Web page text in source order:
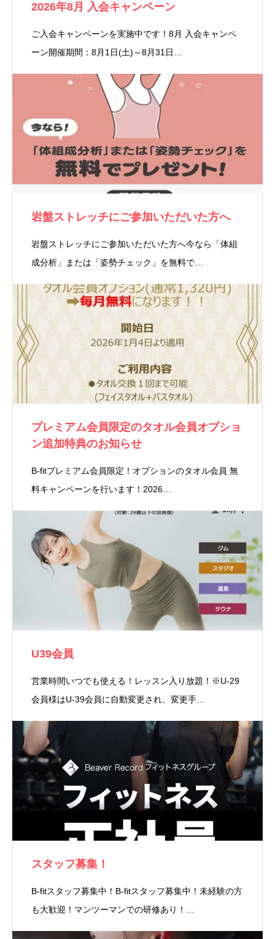
2026年8月 入会キャンペーン
ご入会キャンペーンを実施中です！8月 入会キャンペ
ーン開催期間：8月1日(土)～8月31日…
岩盤ストレッチにご参加いただいた方へ
岩盤ストレッチにご参加いただいた方へ今なら「体組
成分析」または「姿勢チェック」を無料で…
プレミアム会員限定のタオル会員オプショ
ン追加特典のお知らせ
B-fitプレミアム会員限定！オプションのタオル会員 無
料キャンペーンを行います！2026…
U39会員
営業時間いつでも使える！レッスン入り放題！※U-29
会員様はU-39会員に自動変更され、変更手…
スタッフ募集！
B-fitスタッフ募集中！B-fitスタッフ募集中！未経験の方
も大歓迎！マンツーマンでの研修あり！…